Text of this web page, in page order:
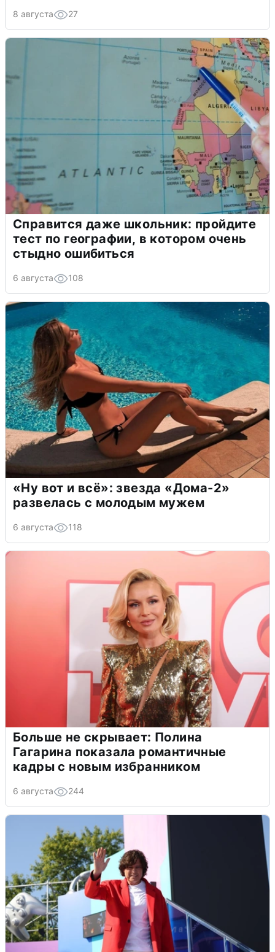
8 августа 27
Справится даже школьник: пройдите
тест по географии, в котором очень
стыдно ошибиться
6 августа 108
«Ну вот и всё»: звезда «Дома-2»
развелась с молодым мужем
6 августа 118
Больше не скрывает: Полина
Гагарина показала романтичные
кадры с новым избранником
6 августа 244